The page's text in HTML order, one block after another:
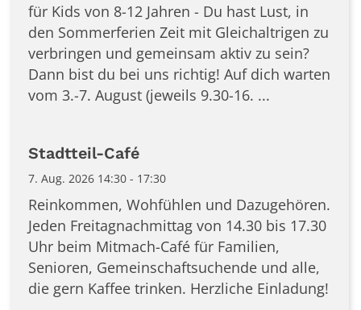
für Kids von 8-12 Jahren - Du hast Lust, in
den Sommerferien Zeit mit Gleichaltrigen zu
verbringen und gemeinsam aktiv zu sein?
Dann bist du bei uns richtig! Auf dich warten
vom 3.-7. August (jeweils 9.30-16. ...
Stadtteil-Café
7. Aug. 2026 14:30 - 17:30
Reinkommen, Wohfühlen und Dazugehören.
Jeden Freitagnachmittag von 14.30 bis 17.30
Uhr beim Mitmach-Café für Familien,
Senioren, Gemeinschaftsuchende und alle,
die gern Kaffee trinken. Herzliche Einladung!